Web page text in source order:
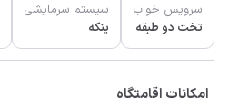
سرویس خواب
تخت دو طبقه
سیستم سرمایشی
پنکه
امکانات اقامتگاه